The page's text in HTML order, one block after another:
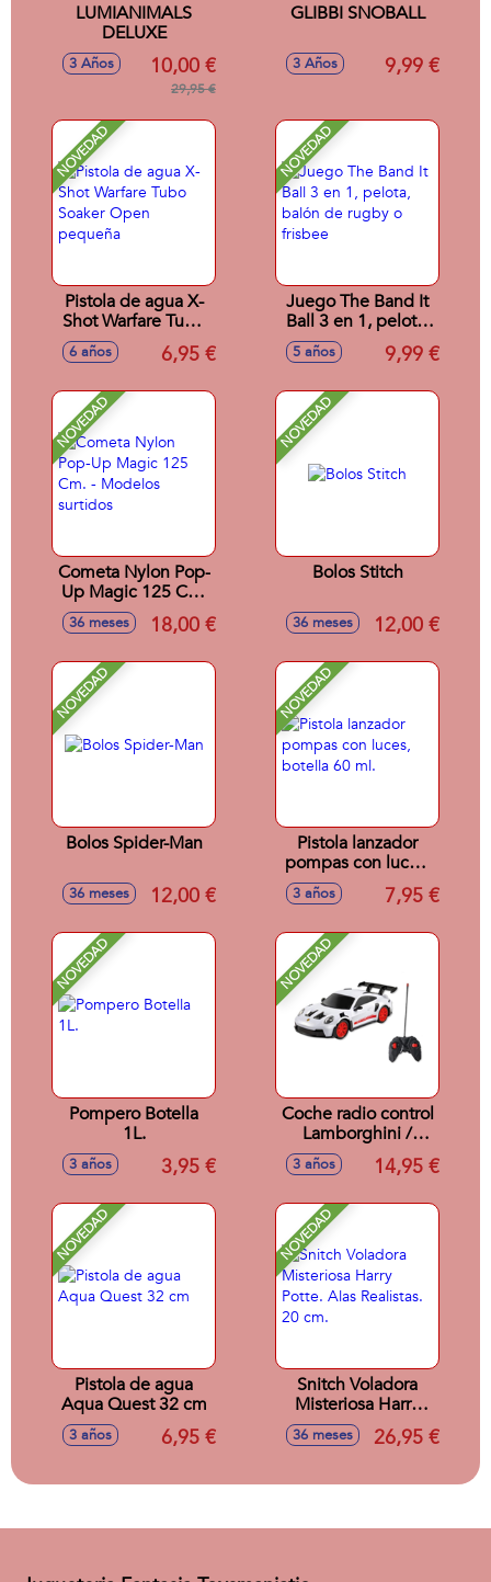
LUMIANIMALS
DELUXE
3 Años 10,00 €
29,95 €
GLIBBI SNOBALL
3 Años 9,99 €
NOVEDAD
Pistola de agua X-
Shot Warfare Tubo
Soaker Open
pequeña
6 años 6,95 €
NOVEDAD
Juego The Band It
Ball 3 en 1, pelota,
balón de rugby o
frisbee
5 años 9,99 €
NOVEDAD
Cometa Nylon Pop-
Up Magic 125 Cm.
- Modelos surtidos
36 meses 18,00 €
NOVEDAD
Bolos Stitch
36 meses 12,00 €
NOVEDAD
Bolos Spider-Man
36 meses 12,00 €
NOVEDAD
Pistola lanzador
pompas con luces,
botella 60 ml.
3 años 7,95 €
NOVEDAD
Pompero Botella
1L.
3 años 3,95 €
NOVEDAD
Coche radio control
Lamborghini /
Porsche 911 /
Aston Martin escala
surtidos
3 años 14,95 €
NOVEDAD
Pistola de agua
Aqua Quest 32 cm
3 años 6,95 €
NOVEDAD
Snitch Voladora
Misteriosa Harry
Potte. Alas
Realistas. 20 cm.
36 meses 26,95 €